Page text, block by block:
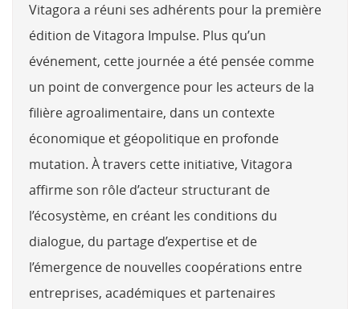
Vitagora a réuni ses adhérents pour la première
édition de Vitagora Impulse. Plus qu’un
événement, cette journée a été pensée comme
un point de convergence pour les acteurs de la
filière agroalimentaire, dans un contexte
économique et géopolitique en profonde
mutation. À travers cette initiative, Vitagora
affirme son rôle d’acteur structurant de
l’écosystème, en créant les conditions du
dialogue, du partage d’expertise et de
l’émergence de nouvelles coopérations entre
entreprises, académiques et partenaires